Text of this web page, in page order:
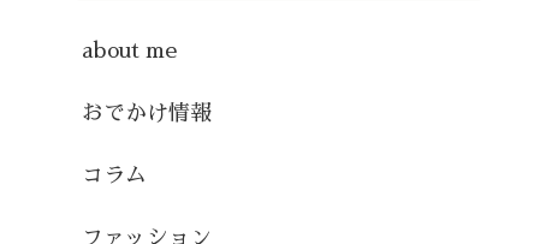
about me
おでかけ情報
コラム
ファッション